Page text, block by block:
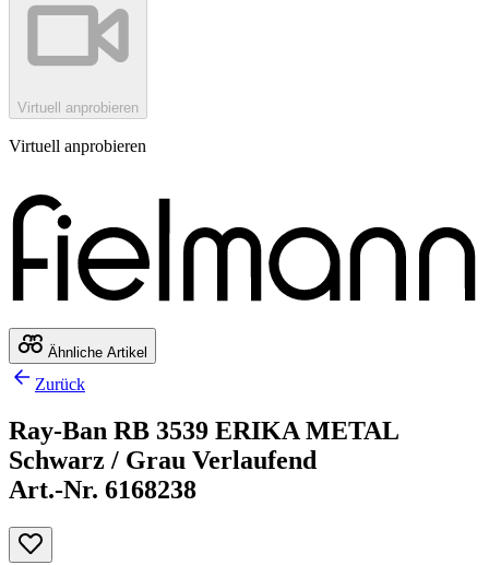
Virtuell anprobieren
Virtuell anprobieren
Ähnliche Artikel
Zurück
Ray-Ban RB 3539 ERIKA METAL
Schwarz / Grau Verlaufend
Art.-Nr. 6168238